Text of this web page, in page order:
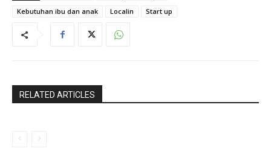
Kebutuhan ibu dan anak
Localin Start up
RELATED ARTICLES